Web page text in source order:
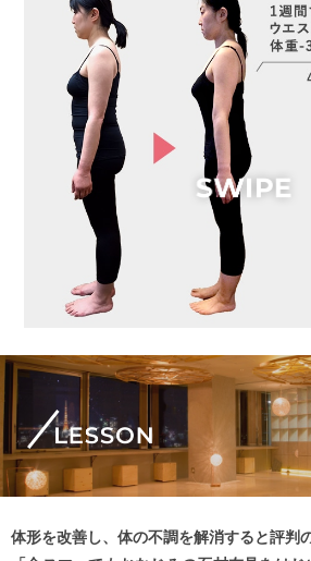
体形を改善し、体の不調を解消すると評判